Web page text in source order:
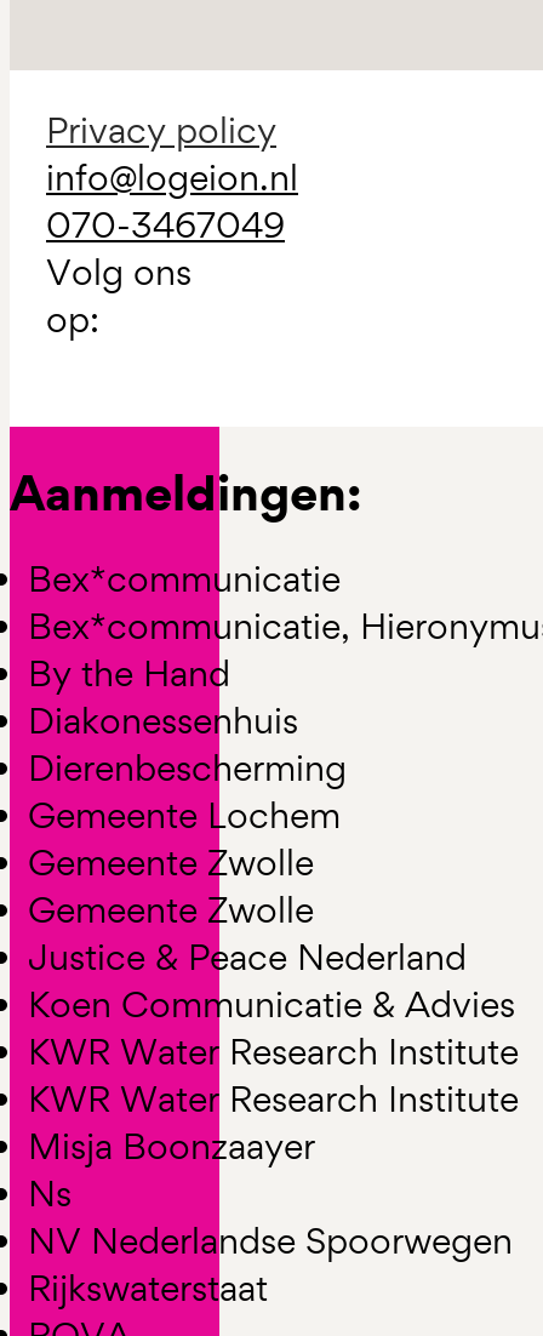
Privacy policy
info@logeion.nl
070-3467049
Volg ons
op:
Aanmeldingen:
Bex*communicatie
Bex*communicatie,
By the Hand
Diakonessenhuis
Dierenbescherming
Gemeente Lochem
Gemeente Zwolle
Gemeente Zwolle
Justice & Peace Nederland
Koen Communicatie & Advies
KWR Water Research Institute
KWR Water Research Institute
Misja Boonzaayer
Ns
NV Nederlandse Spoorwegen
Rijkswaterstaat